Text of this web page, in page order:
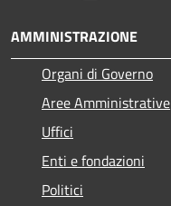
AMMINISTRAZIONE
Organi di Governo
Aree Amministrative
Uffici
Enti e fondazioni
Politici